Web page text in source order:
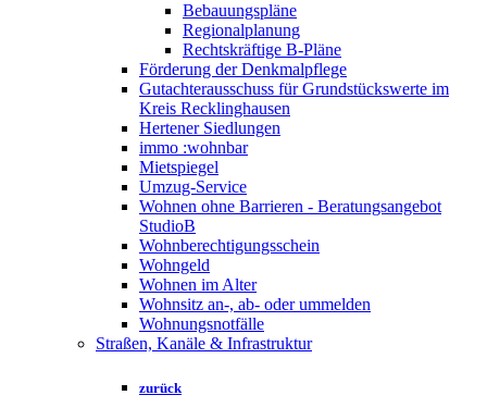
Bebauungspläne
Regionalplanung
Rechtskräftige B-Pläne
Förderung der Denkmalpflege
Gutachterausschuss für Grundstückswerte im
Kreis Recklinghausen
Hertener Siedlungen
immo :wohnbar
Mietspiegel
Umzug-Service
Wohnen ohne Barrieren - Beratungsangebot
StudioB
Wohnberechtigungsschein
Wohngeld
Wohnen im Alter
Wohnsitz an-, ab- oder ummelden
Wohnungsnotfälle
Straßen, Kanäle & Infrastruktur
zurück